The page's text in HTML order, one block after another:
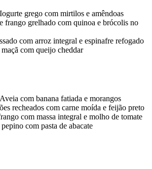
Iogurte grego com mirtilos e amêndoas
frango grelhado com quinoa e brócolis no
com arroz integral e espinafre refogado
maçã com queijo cheddar
Aveia com banana fatiada e morangos
recheados com carne moída e feijão preto
com massa integral e molho de tomate
com pasta de abacate